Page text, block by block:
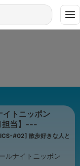
トニッポン
担当】---
#02] 散歩好きな人と
ルナイトニッポン